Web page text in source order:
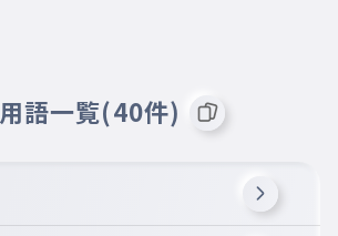
用語一覧(40件)